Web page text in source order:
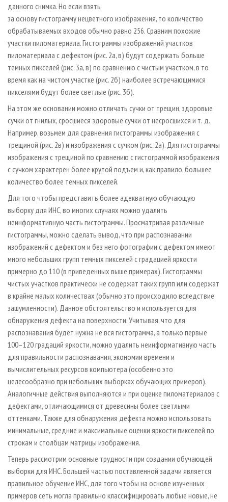
данного снимка. Но если взять
за основу гистограмму нецветного изображения, то количество
обрабатываемых входов обычно равно 256. Сравним похожие
участки пиломатериала. Гистограммы изображений участков
пиломатериала с дефектом (рис. 2а, в) будут содержать больше
темных пикселей (рис. 3а, в) по сравнению с чистым участком, в то
время как на чистом участке (рис. 2б) наиболее встречающимися
пикселями будут более светлые (рис. 3б).
На этом же основании можно отличать сучки от трещин, здоровые
сучки от гнилых, сросшиеся здоровые сучки от несросшихся и т. д.
Например, возьмем для сравнения гистограммы изображения с
трещиной (рис. 2в) и изображения с сучком (рис. 2а). Для гистограммы
изображения с трещиной по сравнению с гистограммой изображения
с сучком характерен более крутой подъем и, как правило, большее
количество более темных пикселей.
Для того чтобы представить более адекватную обучающую
выборку для ИНС, во многих случаях можно удалить
неинформативную часть гистограммы. Просматривая различные
гистограммы, можно сделать вывод, что при распознавании
изображений с дефектом и без него фотографии с дефектом имеют
много небольших групп темных пикселей с градацией яркости
примерно до 110 (в приведенных выше примерах). Гистограммы
чистых участков практически не содержат таких групп или содержат
в крайне малых количествах (обычно это происходило вследствие
зашумленности). Данное обстоятельство и используется для
обнаружения дефекта на поверхности. Учитывая, что для
распознавания будет нужна не вся гистограмма, а только первые
100–120 градаций яркости, можно удалить неинформативную часть
для правильности распознавания, экономии времени и
вычислительных ресурсов компьютера (особенно это
целесообразно при небольших выборках обучающих примеров).
Аналогичные действия выполняются и при оценке пиломатериалов с
дефектами, отличающимися от древесины более светлыми
оттенками. Также для обнаружения дефекта можно использовать
минимальные, средние и максимальные оценки яркости пикселей по
строкам и столбцам матрицы изображения.
Теперь рассмотрим основные трудности при создании обучающей
выборки для ИНС. Большей частью поставленной задачи является
правильное обучение ИНС, для того чтобы на основе изученных
примеров сеть могла правильно классифицировать любые новые, не